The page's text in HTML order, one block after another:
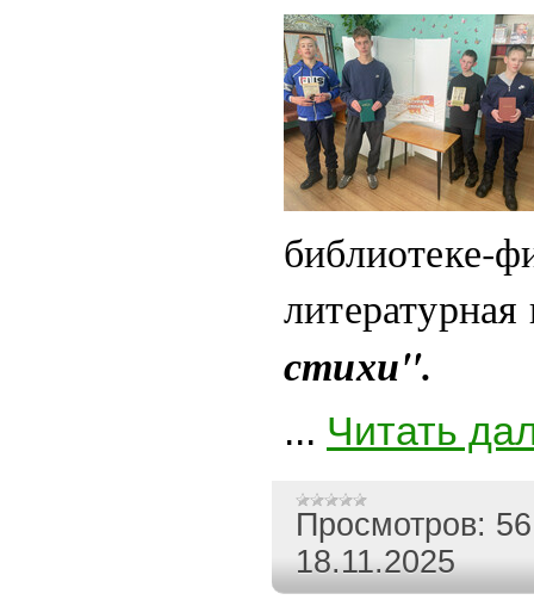
стихи".
... Читать
Просмотров: 56
18.11.2025